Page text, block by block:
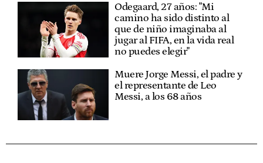
Odegaard, 27 años: "Mi
camino ha sido distinto al
que de niño imaginaba al
jugar al FIFA, en la vida real
no puedes elegir"
Muere Jorge Messi, el padre y
el representante de Leo
Messi, a los 68 años